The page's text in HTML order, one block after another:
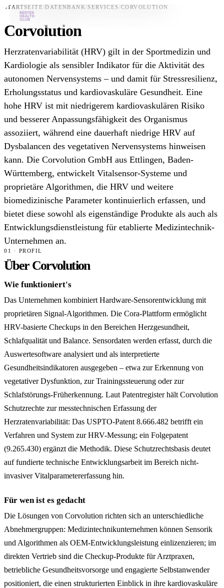
Datenbank
News
Über uns
Für Unternehmen
Jetzt downloaden
STARTSEITE /DATENBANK /SERVICES /CORVOLUTION
Corvolution
Herzratenvariabilität (HRV) gilt in der Sportmedizin und
Kardiologie als sensibler Indikator für die Aktivität des
autonomen Nervensystems – und damit für Stressresilienz,
Erholungsstatus und kardiovaskuläre Gesundheit. Eine
hohe HRV ist mit niedrigerem kardiovaskulären Risiko
und besserer Anpassungsfähigkeit des Organismus
assoziiert, während eine dauerhaft niedrige HRV auf
Dysbalancen des vegetativen Nervensystems hinweisen
kann. Die Corvolution GmbH aus Ettlingen, Baden-
Württemberg, entwickelt Vitalsensor-Systeme und
proprietäre Algorithmen, die HRV und weitere
biomedizinische Parameter kontinuierlich erfassen, und
bietet diese sowohl als eigenständige Produkte als auch als
Entwicklungsdienstleistung für etablierte Medizintechnik-
Unternehmen an.
01 · PROFIL
Über Corvolution
Wie funktioniert's
Das Unternehmen kombiniert Hardware-Sensorentwicklung mit
proprietären Signal-Algorithmen. Die Cora-Plattform ermöglicht
HRV-basierte Checkups in den Bereichen Herzgesundheit,
Schlafqualität und Balance. Sensordaten werden erfasst, durch die
Auswertesoftware analysiert und als interpretierte
Gesundheitsindikatoren ausgegeben – etwa zur Erkennung von
vegetativer Dysfunktion, zur Trainingssteuerung oder zur
Schlafstörungs-Früherkennung. Laut Patentregister hält Corvolution
Schutzrechte zur messtechnischen Erfassung der
Herzratenvariabilität: Das USPTO-Patent 8.666.482 betrifft ein
Verfahren und System zur HRV-Messung; ein Folgepatent
(9.265.430) ergänzt die Methodik. Diese Schutzrechtsbasis deutet
auf fundierte technische Entwicklungsarbeit im Bereich nicht-
invasiver Vitalparametererfassung hin.
Für wen ist es gedacht
Die Lösungen von Corvolution richten sich an unterschiedliche
Abnehmergruppen: Medizintechnikunternehmen können Sensorik
und Algorithmen als OEM-Entwicklungsleistung einlizenzieren; im
direkten Vertrieb sind die Checkup-Produkte für Arztpraxen,
betriebliche Gesundheitsvorsorge und engagierte Selbstanwender
positioniert, die einen strukturierten Einblick in ihre kardiovaskuläre